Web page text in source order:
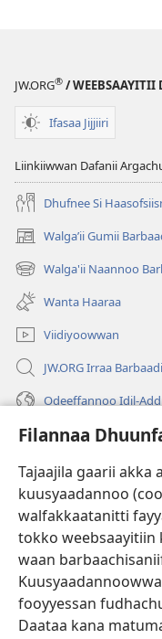
Filannaa
Tajaajila gaarii
kuusyaadannoo
walfakkaatanitti
tokko weebsaayitiin
waan
fooyyessan
Daataa kana
JW.ORG® / WEEBSAAYITII
Ifasaa Jijjiiri
Liinkiiwwan Dafanii
Dhufnee Si
Walgaʼii Gumii
(opens
new
window)
Walga'ii Naannoo
(opens
new
window)
Wanta Haaraa
Viidiyoowwan
JW.ORG Irraa Barbaadi
Odeeffannoo Idil-
Gargaarsa
Buusii
(opens
new
window)"LAAYIBRARII
(opens
new
window)
®
(opens
new
window)Appilikeeshinii JW